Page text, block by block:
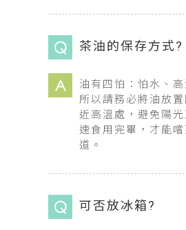
茶油的保存方式?
油有四怕：怕水、
所以請務必將油放
近高溫處，避免陽
速食用完畢，才能
道。
可否放冰箱?